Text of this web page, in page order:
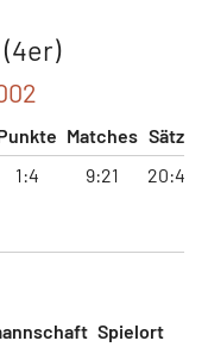
Matches Sätze
1:4 9:21 20:44
Spielort